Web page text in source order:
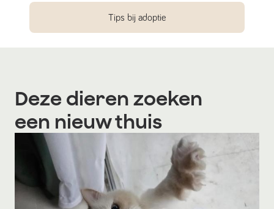
Tips bij adoptie
Deze dieren zoeken
een nieuw thuis